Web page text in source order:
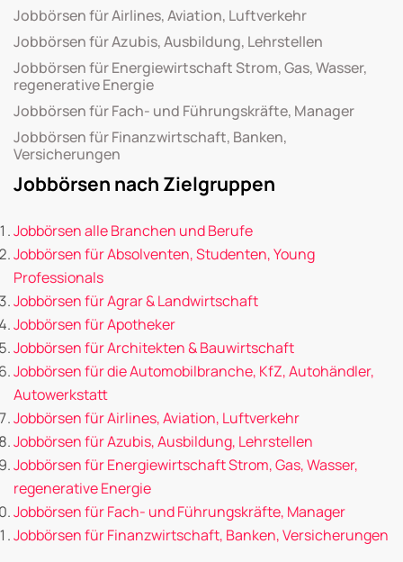
Jobbörsen für Airlines, Aviation, Luftverkehr
Jobbörsen für Azubis, Ausbildung, Lehrstellen
Jobbörsen für Energiewirtschaft Strom, Gas, Wasser,
regenerative Energie
Jobbörsen für Fach- und Führungskräfte, Manager
Jobbörsen für Finanzwirtschaft, Banken,
Versicherungen
Jobbörsen nach Zielgruppen
Jobbörsen alle Branchen und Berufe
Jobbörsen für Absolventen, Studenten, Young
Professionals
Jobbörsen für Agrar & Landwirtschaft
Jobbörsen für Apotheker
Jobbörsen für Architekten & Bauwirtschaft
Jobbörsen für die Automobilbranche, KfZ, Autohändler,
Autowerkstatt
Jobbörsen für Airlines, Aviation, Luftverkehr
Jobbörsen für Azubis, Ausbildung, Lehrstellen
Jobbörsen für Energiewirtschaft Strom, Gas, Wasser,
regenerative Energie
Jobbörsen für Fach- und Führungskräfte, Manager
Jobbörsen für Finanzwirtschaft, Banken, Versicherungen